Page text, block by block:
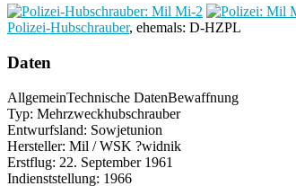
Polizei-Hubschrauber, ehemals: D-HZPL
Daten
AllgemeinTechnische DatenBewaffnung
Typ: Mehrzweckhubschrauber
Entwurfsland: Sowjetunion
Hersteller: Mil / WSK ?widnik
Erstflug: 22. September 1961
Indienststellung: 1966